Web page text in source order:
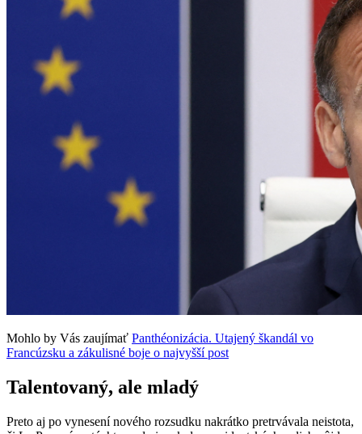
Mohlo by Vás zaujímať Panthéonizácia. Utajený škandál vo
Francúzsku a zákulisné boje o najvyšší post
Talentovaný, ale mladý
Preto aj po vynesení nového rozsudku nakrátko pretrvávala neistota,